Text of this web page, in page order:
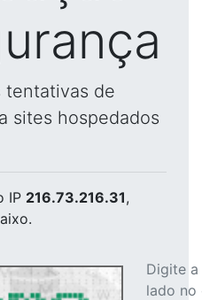
tentativas de
sites hospedados
IP 216.73.216.31,
Digite
lado no